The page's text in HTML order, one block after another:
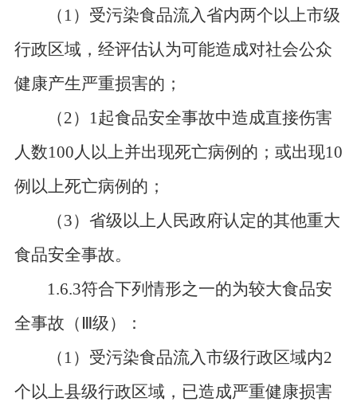
（ 1）受污染食品流入省内两个以上市级
行政区域，经评估认为可能造成对社会公众
健康产生严重损害的；
（2）1起食品安全事故中造成直接伤害
人数100人以上并出现死亡病例的；或出现10
例以上死亡病例的；
（3）省级以上人民政府认定的其他重大
食品安全事故。
1.6.3符合下列情形之一的为较大食品安
全事故（ Ⅲ级）：
（ 1）受污染食品流入市级行政区域内2
个以上县级行政区域，已造成严重健康损害